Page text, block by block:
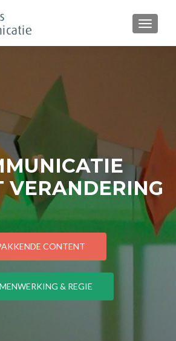
VERANDERING
CONTENT
& REGIE